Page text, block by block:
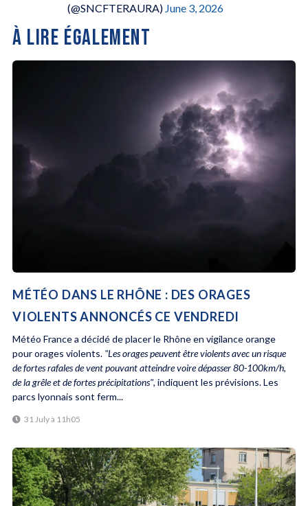
(@SNCFTERAURA) June 3, 2026
À LIRE ÉGALEMENT
MÉTÉO DANS LE RHÔNE : DES ORAGES
VIOLENTS ANNONCÉS CE VENDREDI
Météo France a décidé de placer le Rhône en vigilance orange
pour orages violents. "Les orages peuvent être violents avec un risque
de fortes rafales de vent pouvant atteindre voire dépasser 80-100km/h,
de la grêle et de fortes précipitations", indiquent les prévisions. Les
parcs lyonnais sont ferm...
31 July à 11h05